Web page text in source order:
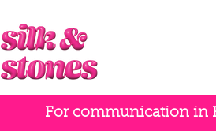
For communication in